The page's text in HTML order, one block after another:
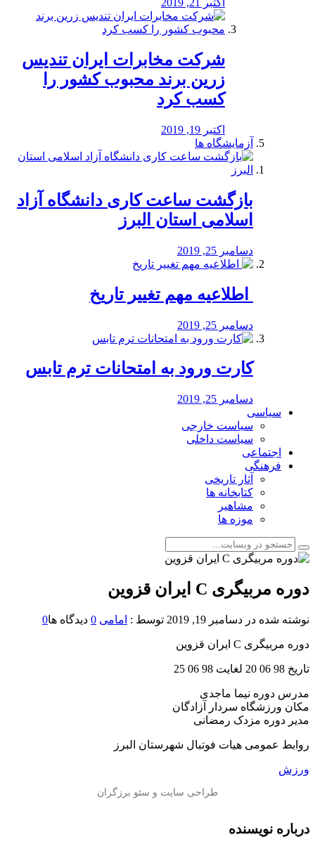
اکتبر 21, 2019
شرکت مخابرات ایران تندیس
زرین برند محبوب کشور را
کسب کرد
اکتبر 19, 2019
آزمایشگاه ها
بازگشت ساعت کاری دانشگاه آزاد
اسلامی استان البرز
دسامبر 25, 2019
️ اطلاعیه مهم تغییر تاریخ
دسامبر 25, 2019
کارت ورود به امتحانات ترم تابس
دسامبر 25, 2019
سیاسی
سیاست خارجی
سیاست داخلی
اجتماعی
فرهنگی
آثار تاریخی
کتابخانه ها
مشاهیر
موزه ها
دوره مربیگری C ایران قزوین
نوشته شده در دسامبر 19, 2019 توسط : امامی 0 دیدگاه ها0
دوره مربیگری C ایران قزوین
تاریخ 98 06 20 لغایت 98 06 25
مدرس دوره نیما ماجدی
مکان ورزشگاه سردار آزادگان
مدیر دوره مزدک رمضانی
روابط عمومی هیات فوتبال شهرستان البرز
ورزش
درباره نویسنده